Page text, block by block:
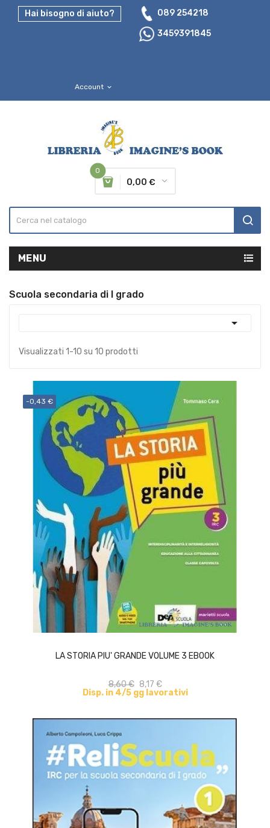
Hai bisogno di aiuto?
089 254218
3459391845
Account expand_more
0
0,00 €
MENU
Scuola secondaria di I grado

Visualizzati 1-10 su 10 prodotti
-0,43 €
LA STORIA PIU' GRANDE VOLUME 3 EBOOK
8,60 € 8,17 €
Disp. in 4/5 gg lavorativi
ACQUISTA